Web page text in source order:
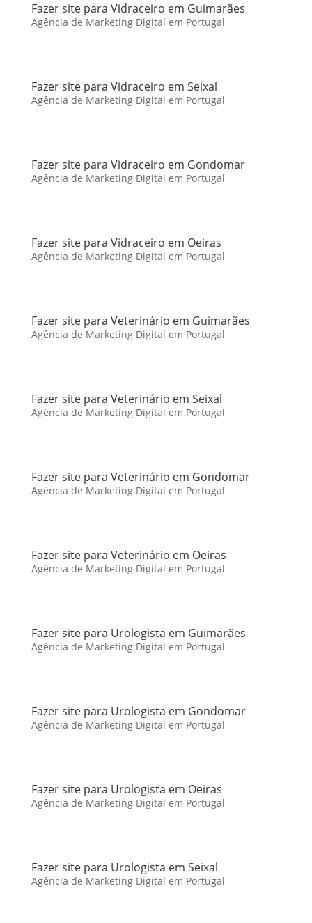
Fazer site para Vidraceiro em Guimarães
Agência de Marketing Digital em Portugal
Fazer site para Vidraceiro em Seixal
Agência de Marketing Digital em Portugal
Fazer site para Vidraceiro em Gondomar
Agência de Marketing Digital em Portugal
Fazer site para Vidraceiro em Oeiras
Agência de Marketing Digital em Portugal
Fazer site para Veterinário em Guimarães
Agência de Marketing Digital em Portugal
Fazer site para Veterinário em Seixal
Agência de Marketing Digital em Portugal
Fazer site para Veterinário em Gondomar
Agência de Marketing Digital em Portugal
Fazer site para Veterinário em Oeiras
Agência de Marketing Digital em Portugal
Fazer site para Urologista em Guimarães
Agência de Marketing Digital em Portugal
Fazer site para Urologista em Gondomar
Agência de Marketing Digital em Portugal
Fazer site para Urologista em Oeiras
Agência de Marketing Digital em Portugal
Fazer site para Urologista em Seixal
Agência de Marketing Digital em Portugal